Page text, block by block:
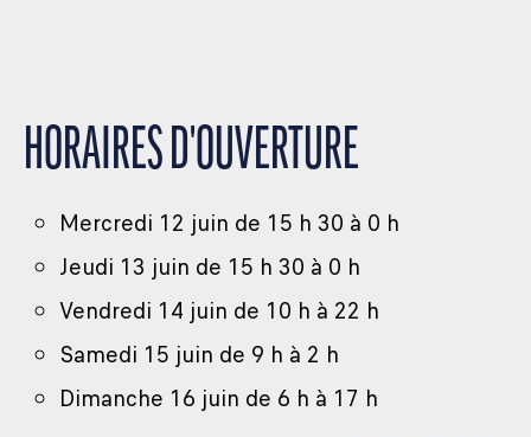
HORAIRES D'OUVERTURE
Mercredi 12 juin de 15 h 30 à 0 h
Jeudi 13 juin de 15 h 30 à 0 h
Vendredi 14 juin de 10 h à 22 h
Samedi 15 juin de 9 h à 2 h
Dimanche 16 juin de 6 h à 17 h